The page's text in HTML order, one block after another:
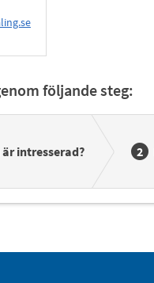
följande steg:
intresserad?